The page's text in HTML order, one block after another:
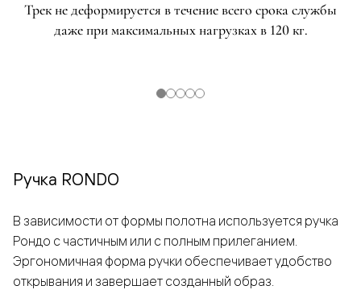
Трек не деформируется в течение всего срока службы
даже при максимальных нагрузках в 120 кг.
Ручка RONDO
В зависимости от формы полотна используется ручка
Рондо с частичным или с полным прилеганием.
Эргономичная форма ручки обеспечивает удобство
открывания и завершает созданный образ.